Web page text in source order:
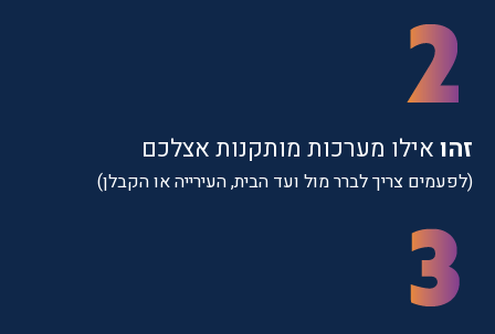
זהואילו מערכות מותקנות אצלכם
(לפעמים צריך לברר מול ועד הבית, העירייה או הקבלן)